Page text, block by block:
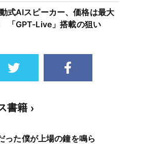
式AIスピーカー、価格は最大
「GPT-Live」搭載の狙い
書籍
った僕が上場の鐘を鳴ら